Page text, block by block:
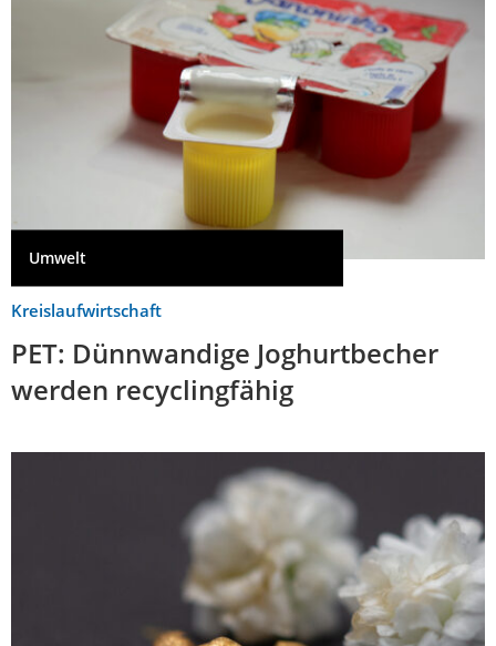
Umwelt
Kreislaufwirtschaft
PET: Dünnwandige Joghurtbecher
werden recyclingfähig